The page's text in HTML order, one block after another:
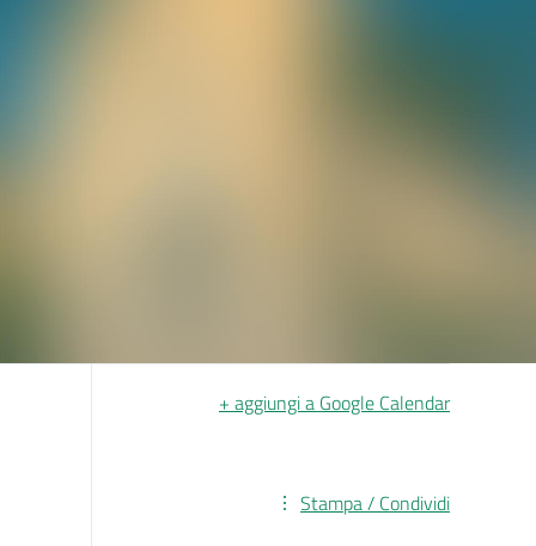
+ aggiungi a Google Calendar
Stampa / Condividi